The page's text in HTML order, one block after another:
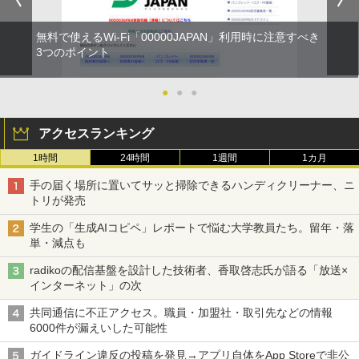
無料で使えるWi-Fi「00000JAPAN」利用時に注意すべき
3つのポイント
● ● ●
アクセスランキング
1時間 24時間 1週間 1カ月
手の届く場所に置いてサッと掃除できるハンディクリーナー、ニ
トリが発売
学生の「生成AIコピペ」レポートで悩む大学教員たち。留年・落
単・減点も
radikoの配信基盤を設計した技術者、香取啓志氏が語る「放送×
インターネット」の次
共同通信に不正アクセス。職員・加盟社・取引先などの情報
6000件が漏えいした可能性
ガイドライン違反の投稿を発見→アプリ自体をApp Storeで非公